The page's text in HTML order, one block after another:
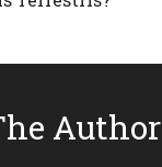
Author